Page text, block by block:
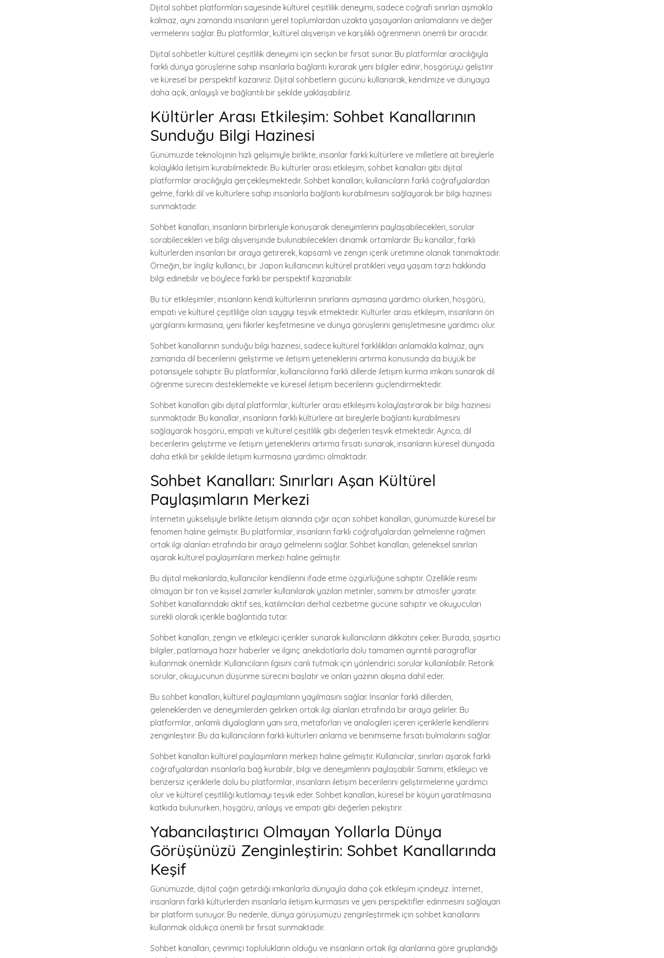
Dijital sohbet platformları sayesinde kültürel çeşitlilik deneyimi, sadece coğrafi sınırları aşmakla
kalmaz, aynı zamanda insanların yerel toplumlardan uzakta yaşayanları anlamalarını ve değer
vermelerini sağlar. Bu platformlar, kültürel alışverişin ve karşılıklı öğrenmenin önemli bir aracıdır.
Dijital sohbetler kültürel çeşitlilik deneyimi için seçkin bir fırsat sunar. Bu platformlar aracılığıyla
farklı dünya görüşlerine sahip insanlarla bağlantı kurarak yeni bilgiler edinir, hoşgörüyü geliştirir
ve küresel bir perspektif kazanırız. Dijital sohbetlerin gücünü kullanarak, kendimize ve dünyaya
daha açık, anlayışlı ve bağlantılı bir şekilde yaklaşabiliriz.
Kültürler Arası Etkileşim: Sohbet Kanallarının
Sunduğu Bilgi Hazinesi
Günümüzde teknolojinin hızlı gelişimiyle birlikte, insanlar farklı kültürlere ve milletlere ait bireylerle
kolaylıkla iletişim kurabilmektedir. Bu kültürler arası etkileşim, sohbet kanalları gibi dijital
platformlar aracılığıyla gerçekleşmektedir. Sohbet kanalları, kullanıcıların farklı coğrafyalardan
gelme, farklı dil ve kültürlere sahip insanlarla bağlantı kurabilmesini sağlayarak bir bilgi hazinesi
sunmaktadır.
Sohbet kanalları, insanların birbirleriyle konuşarak deneyimlerini paylaşabilecekleri, sorular
sorabilecekleri ve bilgi alışverişinde bulunabilecekleri dinamik ortamlardır. Bu kanallar, farklı
kültürlerden insanları bir araya getirerek, kapsamlı ve zengin içerik üretimine olanak tanımaktadır.
Örneğin, bir İngiliz kullanıcı, bir Japon kullanıcının kültürel pratikleri veya yaşam tarzı hakkında
bilgi edinebilir ve böylece farklı bir perspektif kazanabilir.
Bu tür etkileşimler, insanların kendi kültürlerinin sınırlarını aşmasına yardımcı olurken, hoşgörü,
empati ve kültürel çeşitliliğe olan saygıyı teşvik etmektedir. Kültürler arası etkileşim, insanların ön
yargılarını kırmasına, yeni fikirler keşfetmesine ve dünya görüşlerini genişletmesine yardımcı olur.
Sohbet kanallarının sunduğu bilgi hazinesi, sadece kültürel farklılıkları anlamakla kalmaz, aynı
zamanda dil becerilerini geliştirme ve iletişim yeteneklerini artırma konusunda da büyük bir
potansiyele sahiptir. Bu platformlar, kullanıcılarına farklı dillerde iletişim kurma imkanı sunarak dil
öğrenme sürecini desteklemekte ve küresel iletişim becerilerini güçlendirmektedir.
Sohbet kanalları gibi dijital platformlar, kültürler arası etkileşimi kolaylaştırarak bir bilgi hazinesi
sunmaktadır. Bu kanallar, insanların farklı kültürlere ait bireylerle bağlantı kurabilmesini
sağlayarak hoşgörü, empati ve kültürel çeşitlilik gibi değerleri teşvik etmektedir. Ayrıca, dil
becerilerini geliştirme ve iletişim yeteneklerini artırma fırsatı sunarak, insanların küresel dünyada
daha etkili bir şekilde iletişim kurmasına yardımcı olmaktadır.
Sohbet Kanalları: Sınırları Aşan Kültürel
Paylaşımların Merkezi
İnternetin yükselişiyle birlikte iletişim alanında çığır açan sohbet kanalları, günümüzde küresel bir
fenomen haline gelmiştir. Bu platformlar, insanların farklı coğrafyalardan gelmelerine rağmen
ortak ilgi alanları etrafında bir araya gelmelerini sağlar. Sohbet kanalları, geleneksel sınırları
aşarak kültürel paylaşımların merkezi haline gelmiştir.
Bu dijital mekanlarda, kullanıcılar kendilerini ifade etme özgürlüğüne sahiptir. Özellikle resmi
olmayan bir ton ve kişisel zamirler kullanılarak yazılan metinler, samimi bir atmosfer yaratır.
Sohbet kanallarındaki aktif ses, katılımcıları derhal cezbetme gücüne sahiptir ve okuyucuları
sürekli olarak içerikle bağlantıda tutar.
Sohbet kanalları, zengin ve etkileyici içerikler sunarak kullanıcıların dikkatini çeker. Burada, şaşırtıcı
bilgiler, patlamaya hazır haberler ve ilginç anekdotlarla dolu tamamen ayrıntılı paragraflar
kullanmak önemlidir. Kullanıcıların ilgisini canlı tutmak için yönlendirici sorular kullanılabilir. Retorik
sorular, okuyucunun düşünme sürecini başlatır ve onları yazının akışına dahil eder.
Bu sohbet kanalları, kültürel paylaşımların yayılmasını sağlar. İnsanlar farklı dillerden,
geleneklerden ve deneyimlerden gelirken ortak ilgi alanları etrafında bir araya gelirler. Bu
platformlar, anlamlı diyalogların yanı sıra, metaforları ve analogileri içeren içeriklerle kendilerini
zenginleştirir. Bu da kullanıcıların farklı kültürleri anlama ve benimseme fırsatı bulmalarını sağlar.
Sohbet kanalları kültürel paylaşımların merkezi haline gelmiştir. Kullanıcılar, sınırları aşarak farklı
coğrafyalardan insanlarla bağ kurabilir, bilgi ve deneyimlerini paylaşabilir. Samimi, etkileyici ve
benzersiz içeriklerle dolu bu platformlar, insanların iletişim becerilerini geliştirmelerine yardımcı
olur ve kültürel çeşitliliği kutlamayı teşvik eder. Sohbet kanalları, küresel bir köyün yaratılmasına
katkıda bulunurken, hoşgörü, anlayış ve empati gibi değerleri pekiştirir.
Yabancılaştırıcı Olmayan Yollarla Dünya
Görüşünüzü Zenginleştirin: Sohbet Kanallarında
Keşif
Günümüzde, dijital çağın getirdiği imkanlarla dünyayla daha çok etkileşim içindeyiz. İnternet,
insanların farklı kültürlerden insanlarla iletişim kurmasını ve yeni perspektifler edinmesini sağlayan
bir platform sunuyor. Bu nedenle, dünya görüşümüzü zenginleştirmek için sohbet kanallarını
kullanmak oldukça önemli bir fırsat sunmaktadır.
Sohbet kanalları, çevrimiçi toplulukların olduğu ve insanların ortak ilgi alanlarına göre gruplandığı